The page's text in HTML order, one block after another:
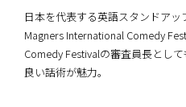
日本を代表する英語スタンドアッ
Magners International Comedy
Comedy Festivalの審査員長とし
良い話術が魅力。